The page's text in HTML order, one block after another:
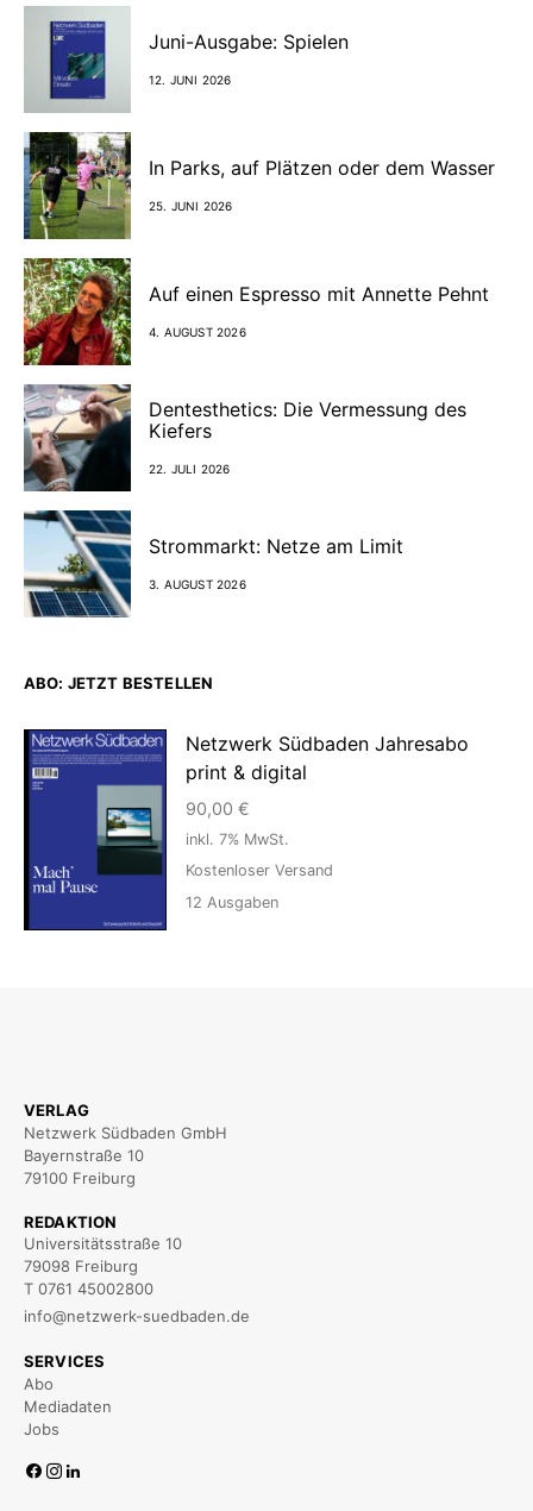
Juni-Ausgabe: Spielen
12. JUNI 2026
In Parks, auf Plätzen oder dem Wasser
25. JUNI 2026
Auf einen Espresso mit Annette Pehnt
4. AUGUST 2026
Dentesthetics: Die Vermessung des
Kiefers
22. JULI 2026
Strommarkt: Netze am Limit
3. AUGUST 2026
ABO: JETZT BESTELLEN
Netzwerk Südbaden Jahresabo
print & digital
90,00 €
inkl. 7% MwSt.
Kostenloser Versand
12 Ausgaben
VERLAG
Netzwerk Südbaden GmbH
Bayernstraße 10
79100 Freiburg
REDAKTION
Universitätsstraße 10
79098 Freiburg
T 0761 45002800
info@netzwerk-suedbaden.de
SERVICES
Abo
Mediadaten
Jobs